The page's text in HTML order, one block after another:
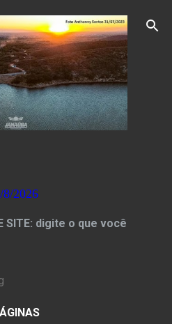
conteúdo principal
8/2026
SITE: digite o que você